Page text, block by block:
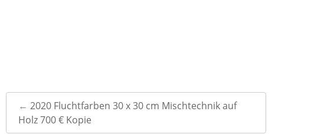
Post
navigation
← 2020 Fluchtfarben 30 x 30 cm Mischtechnik auf
Holz 700 € Kopie